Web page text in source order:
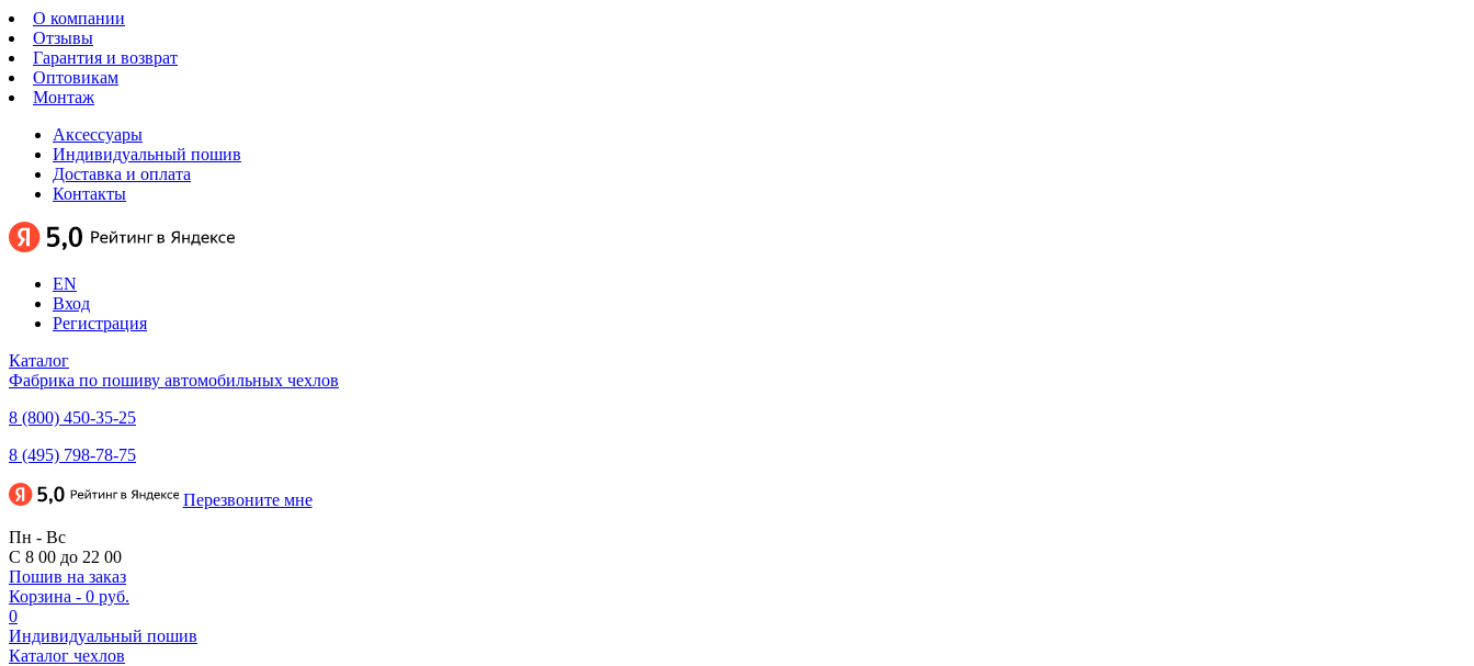
О компании
Отзывы
Гарантия и возврат
Оптовикам
Монтаж
Аксессуары
Индивидуальный пошив
Доставка и оплата
Контакты
EN
Вход
Регистрация
Каталог
Фабрика по пошиву автомобильных чехлов
8 (800) 450-35-25
8 (495) 798-78-75
Перезвоните мне
Пн - Вс
С 8 00 до 22 00
Пошив на заказ
Корзина - 0 руб.
0
Индивидуальный пошив
Каталог чехлов